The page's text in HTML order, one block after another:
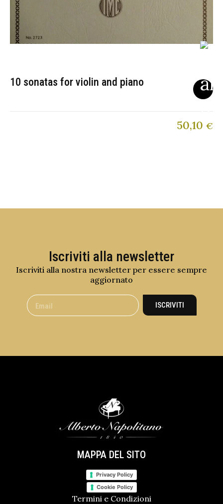
10 sonatas for violin and piano
50,10 €
Iscriviti alla newsletter
Iscriviti alla nostra newsletter per essere sempre
aggiornato
ISCRIVITI
MAPPA DEL SITO
Privacy Policy
Cookie Policy
Termini e Condizioni